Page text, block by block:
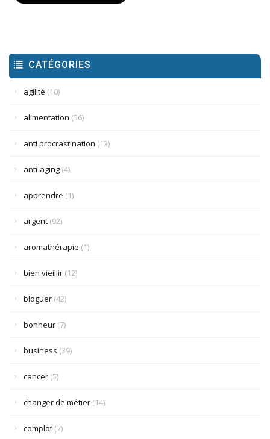
CATÉGORIES
agilité (10)
alimentation (56)
anti procrastination (12)
anti-aging (4)
apprendre (1)
argent (92)
aromathérapie (1)
bien vieillir (12)
bloguer (42)
bonheur (7)
business (39)
cancer (5)
changer de métier (14)
complot (7)